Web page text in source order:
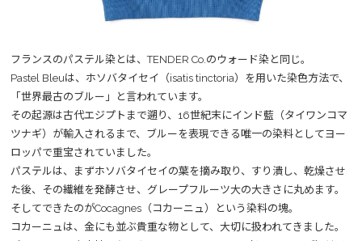
フランスのパステル染とは、TENDER Co.のウォード染と同じ。
Pastel Bleuは、ホソバタイセイ（isatis tinctoria）を用いた染色方法で、
「世界最古のブルー」と言われています。
その起源は古代エジプトまで遡り、16世紀末にインド藍（タイワンコマ
ツナギ）が輸入されるまで、ブルーを表現できる唯一の染料としてヨー
ロッパで重宝されていました。
パステルは、まずホソバタイセイの葉を摘み取り、すり潰し、乾燥させ
た後、その繊維を発酵させ、グレープフルーツ大の大きさに丸めます。
そしてできたのがCocagnes（コカーニュ）という染料の塊。
コカーニュは、金にも並ぶ貴重な物として、大切に扱われてきました。